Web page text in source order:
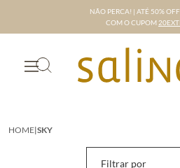
NÃO PERCA! | ATÉ 50%
COM O CUPOM
HOME|SKY
Filtrar por